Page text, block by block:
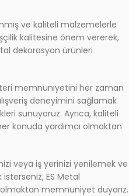
ve kaliteli malzemelerle
kalitesine önem vererek,
dekorasyon ürünleri
memnuniyetini her zaman
deneyimini sağlamak
sunuyoruz. Ayrıca, kaliteli
konuda yardımcı olmaktan
veya iş yerinizi yenilemek ve
ES Metal
memnuniyet duyarız.